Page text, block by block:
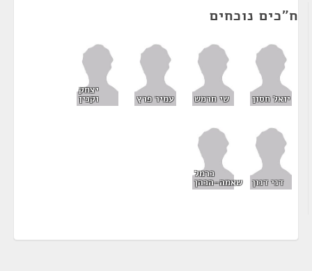
ח"כים נוכחים
יואל חסון שי חרמש עמיר פרץ
יצחק
וקנין
דני דנון
כרמל
שאמה-הכהן